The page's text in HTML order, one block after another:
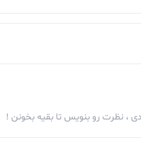
، نظرت رو بنویس تا بقیه بخونن !